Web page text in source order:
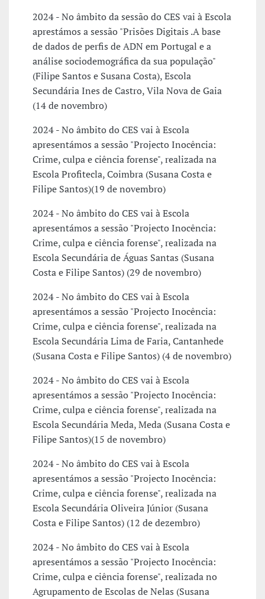
2024 - No âmbito da sessão do CES vai à Escola
aprestámos a sessão "Prisões Digitais .A base
de dados de perfis de ADN em Portugal e a
análise sociodemográfica da sua população"
(Filipe Santos e Susana Costa), Escola
Secundária Ines de Castro, Vila Nova de Gaia
(14 de novembro)
2024 - No âmbito do CES vai à Escola
apresentámos a sessão "Projecto Inocência:
Crime, culpa e ciência forense", realizada na
Escola Profitecla, Coimbra (Susana Costa e
Filipe Santos)(19 de novembro)
2024 - No âmbito do CES vai à Escola
apresentámos a sessão "Projecto Inocência:
Crime, culpa e ciência forense", realizada na
Escola Secundária de Águas Santas (Susana
Costa e Filipe Santos) (29 de novembro)
2024 - No âmbito do CES vai à Escola
apresentámos a sessão "Projecto Inocência:
Crime, culpa e ciência forense", realizada na
Escola Secundária Lima de Faria, Cantanhede
(Susana Costa e Filipe Santos) (4 de novembro)
2024 - No âmbito do CES vai à Escola
apresentámos a sessão "Projecto Inocência:
Crime, culpa e ciência forense", realizada na
Escola Secundária Meda, Meda (Susana Costa e
Filipe Santos)(15 de novembro)
2024 - No âmbito do CES vai à Escola
apresentámos a sessão "Projecto Inocência:
Crime, culpa e ciência forense", realizada na
Escola Secundária Oliveira Júnior (Susana
Costa e Filipe Santos) (12 de dezembro)
2024 - No âmbito do CES vai à Escola
apresentámos a sessão "Projecto Inocência:
Crime, culpa e ciência forense", realizada no
Agrupamento de Escolas de Nelas (Susana